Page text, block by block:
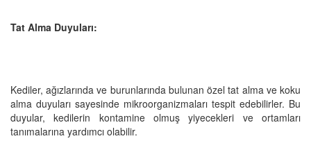
Tat Alma Duyuları:
Kediler, ağızlarında ve burunlarında bulunan özel tat alma ve koku
alma duyuları sayesinde mikroorganizmaları tespit edebilirler. Bu
duyular, kedilerin kontamine olmuş yiyecekleri ve ortamları
tanımalarına yardımcı olabilir.